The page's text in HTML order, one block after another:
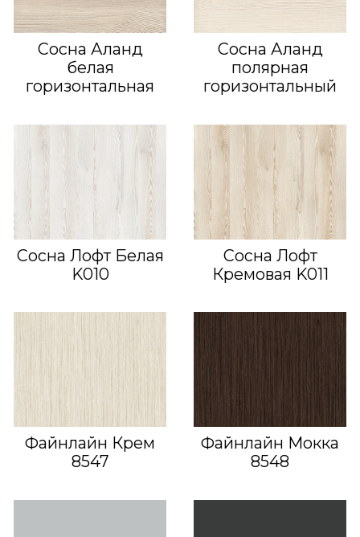
Сосна Аланд
белая
горизонтальная
Сосна Аланд
полярная
горизонтальный
Сосна Лофт Белая
K010
Сосна Лофт
Кремовая K011
Файнлайн Крем
8547
Файнлайн Мокка
8548